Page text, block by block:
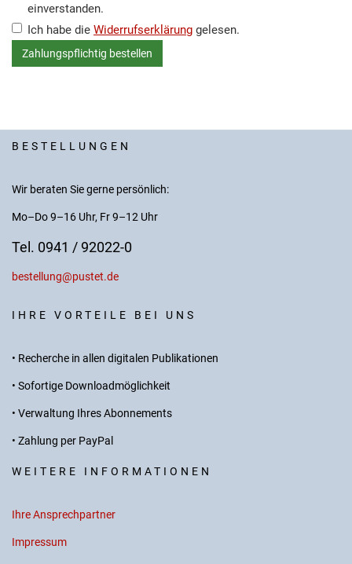
einverstanden.
Ich habe die Widerrufserklärung gelesen.
BESTELLUNGEN
Wir beraten Sie gerne persönlich:
Mo–Do 9–16 Uhr, Fr 9–12 Uhr
Tel. 0941 / 92022-0
bestellung@pustet.de
IHRE VORTEILE BEI UNS
• Recherche in allen digitalen Publikationen
• Sofortige Downloadmöglichkeit
• Verwaltung Ihres Abonnements
• Zahlung per PayPal
WEITERE INFORMATIONEN
Ihre Ansprechpartner
Impressum